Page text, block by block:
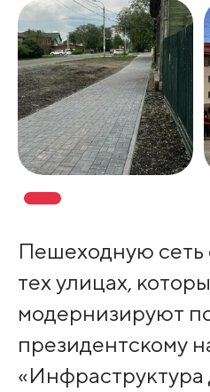
Пешеходную сеть
тех улицах,
модернизируют
президентскому
«Инфраструктура